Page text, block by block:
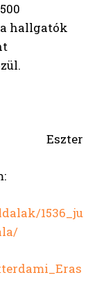
hallgatók
Eszter
1536_ju